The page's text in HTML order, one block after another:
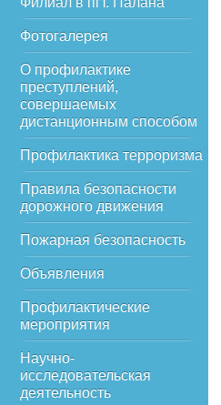
Фотогалерея
О профилактике
преступлений,
совершаемых
дистанционным способом
Профилактика терроризма
Правила безопасности
дорожного движения
Пожарная безопасность
Объявления
Профилактические
мероприятия
Научно-
исследовательская
деятельность